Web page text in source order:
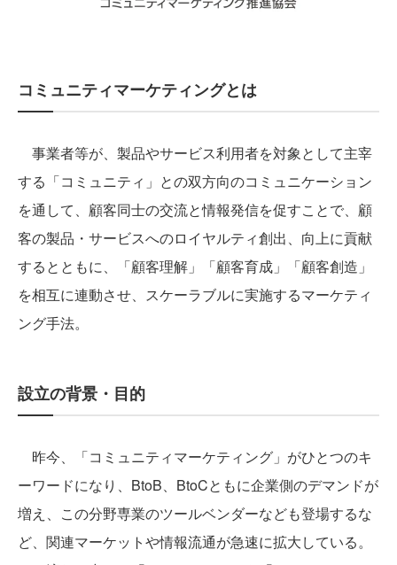
コミュニティマーケティングとは
事業者等が、製品やサービス利用者を対象として主宰
する「コミュニティ」との双方向のコミュニケーション
を通して、顧客同士の交流と情報発信を促すことで、顧
客の製品・サービスへのロイヤルティ創出、向上に貢献
するとともに、「顧客理解」「顧客育成」「顧客創造」
を相互に連動させ、スケーラブルに実施するマーケティ
ング手法。
設立の背景・目的
昨今、「コミュニティマーケティング」がひとつのキ
ーワードになり、BtoB、BtoCともに企業側のデマンドが
増え、この分野専業のツールベンダーなども登場するな
ど、関連マーケットや情報流通が急速に拡大している。